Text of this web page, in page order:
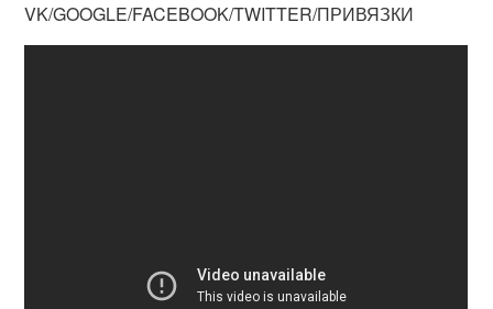
VK/GOOGLE/FACEBOOK/TWITTER/ПРИВЯЗКИ